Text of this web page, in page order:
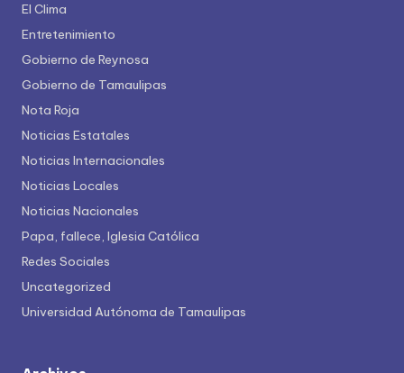
El Clima
Entretenimiento
Gobierno de Reynosa
Gobierno de Tamaulipas
Nota Roja
Noticias Estatales
Noticias Internacionales
Noticias Locales
Noticias Nacionales
Papa, fallece, Iglesia Católica
Redes Sociales
Uncategorized
Universidad Autónoma de Tamaulipas